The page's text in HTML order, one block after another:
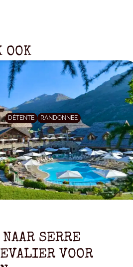
OOK
DÉTENTE RANDONNEE
NAAR SERRE
VOOR